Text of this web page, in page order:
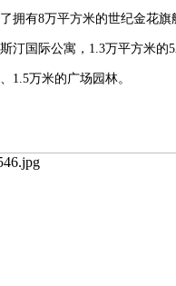
拥有8万平方米的世纪金花旗
汀国际公寓，1.3万平方米的
1.5万米的广场园林。